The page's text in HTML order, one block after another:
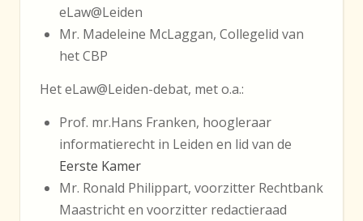
eLaw@Leiden
Mr. Madeleine McLaggan, Collegelid van
het CBP
Het eLaw@Leiden-debat, met o.a.:
Prof. mr.Hans Franken, hoogleraar
informatierecht in Leiden en lid van de
Eerste Kamer
Mr. Ronald Philippart, voorzitter Rechtbank
Maastricht en voorzitter redactieraad